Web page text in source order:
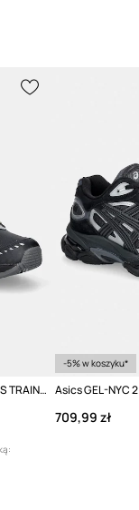
Asics sneakersy UB11-S GEL-DS TRAINER 14
-5% w koszyku*
709,99 zł